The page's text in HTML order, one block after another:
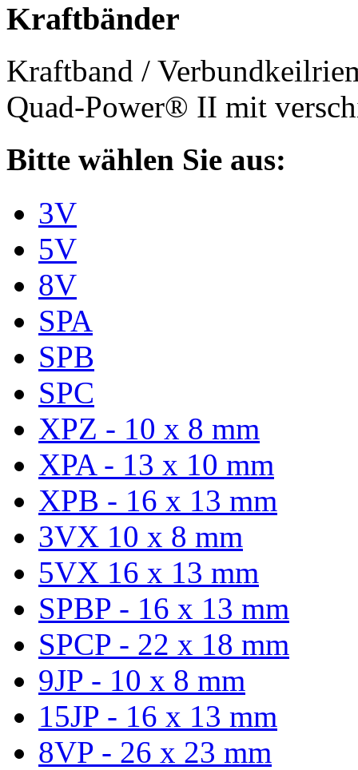
Kraftbänder
Kraftband /
Quad-Power® II mit
Bitte wählen Sie aus:
3V
5V
8V
SPA
SPB
SPC
XPZ - 10 x 8 mm
XPA - 13 x 10 mm
XPB - 16 x 13 mm
3VX 10 x 8 mm
5VX 16 x 13 mm
SPBP - 16 x 13 mm
SPCP - 22 x 18 mm
9JP - 10 x 8 mm
15JP - 16 x 13 mm
8VP - 26 x 23 mm